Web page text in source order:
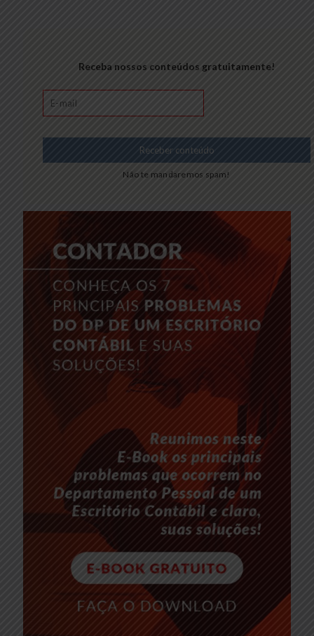
Receba nossos conteúdos gratuitamente!
Não te mandaremos spam!